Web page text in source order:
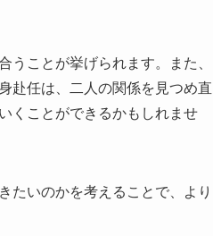
ことが挙げられます。また、
赴任は、二人の関係を見つめ直
くことができるかもしれませ
たいのかを考えることで、より